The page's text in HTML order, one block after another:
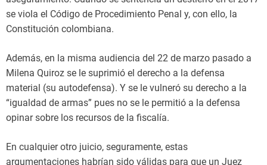
se viola el Código de Procedimiento Penal y, con ello, la
Constitución colombiana.
Además, en la misma audiencia del 22 de marzo pasado a
Milena Quiroz se le suprimió el derecho a la defensa
material (su autodefensa). Y se le vulneró su derecho a la
“igualdad de armas” pues no se le permitió a la defensa
opinar sobre los recursos de la fiscalía.
En cualquier otro juicio, seguramente, estas
argumentaciones habrían sido válidas para que un Juez